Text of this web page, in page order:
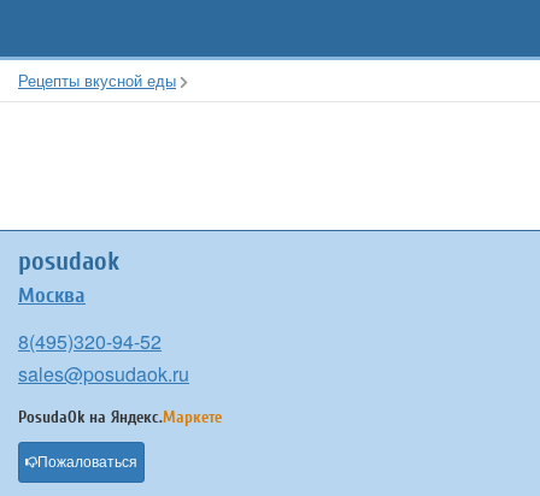
Рецепты вкусной еды
posudaok
Москва
8(495)320-94-52
sales@posudaok.ru
PosudaOk на Яндекс.Маркете
Пожаловаться